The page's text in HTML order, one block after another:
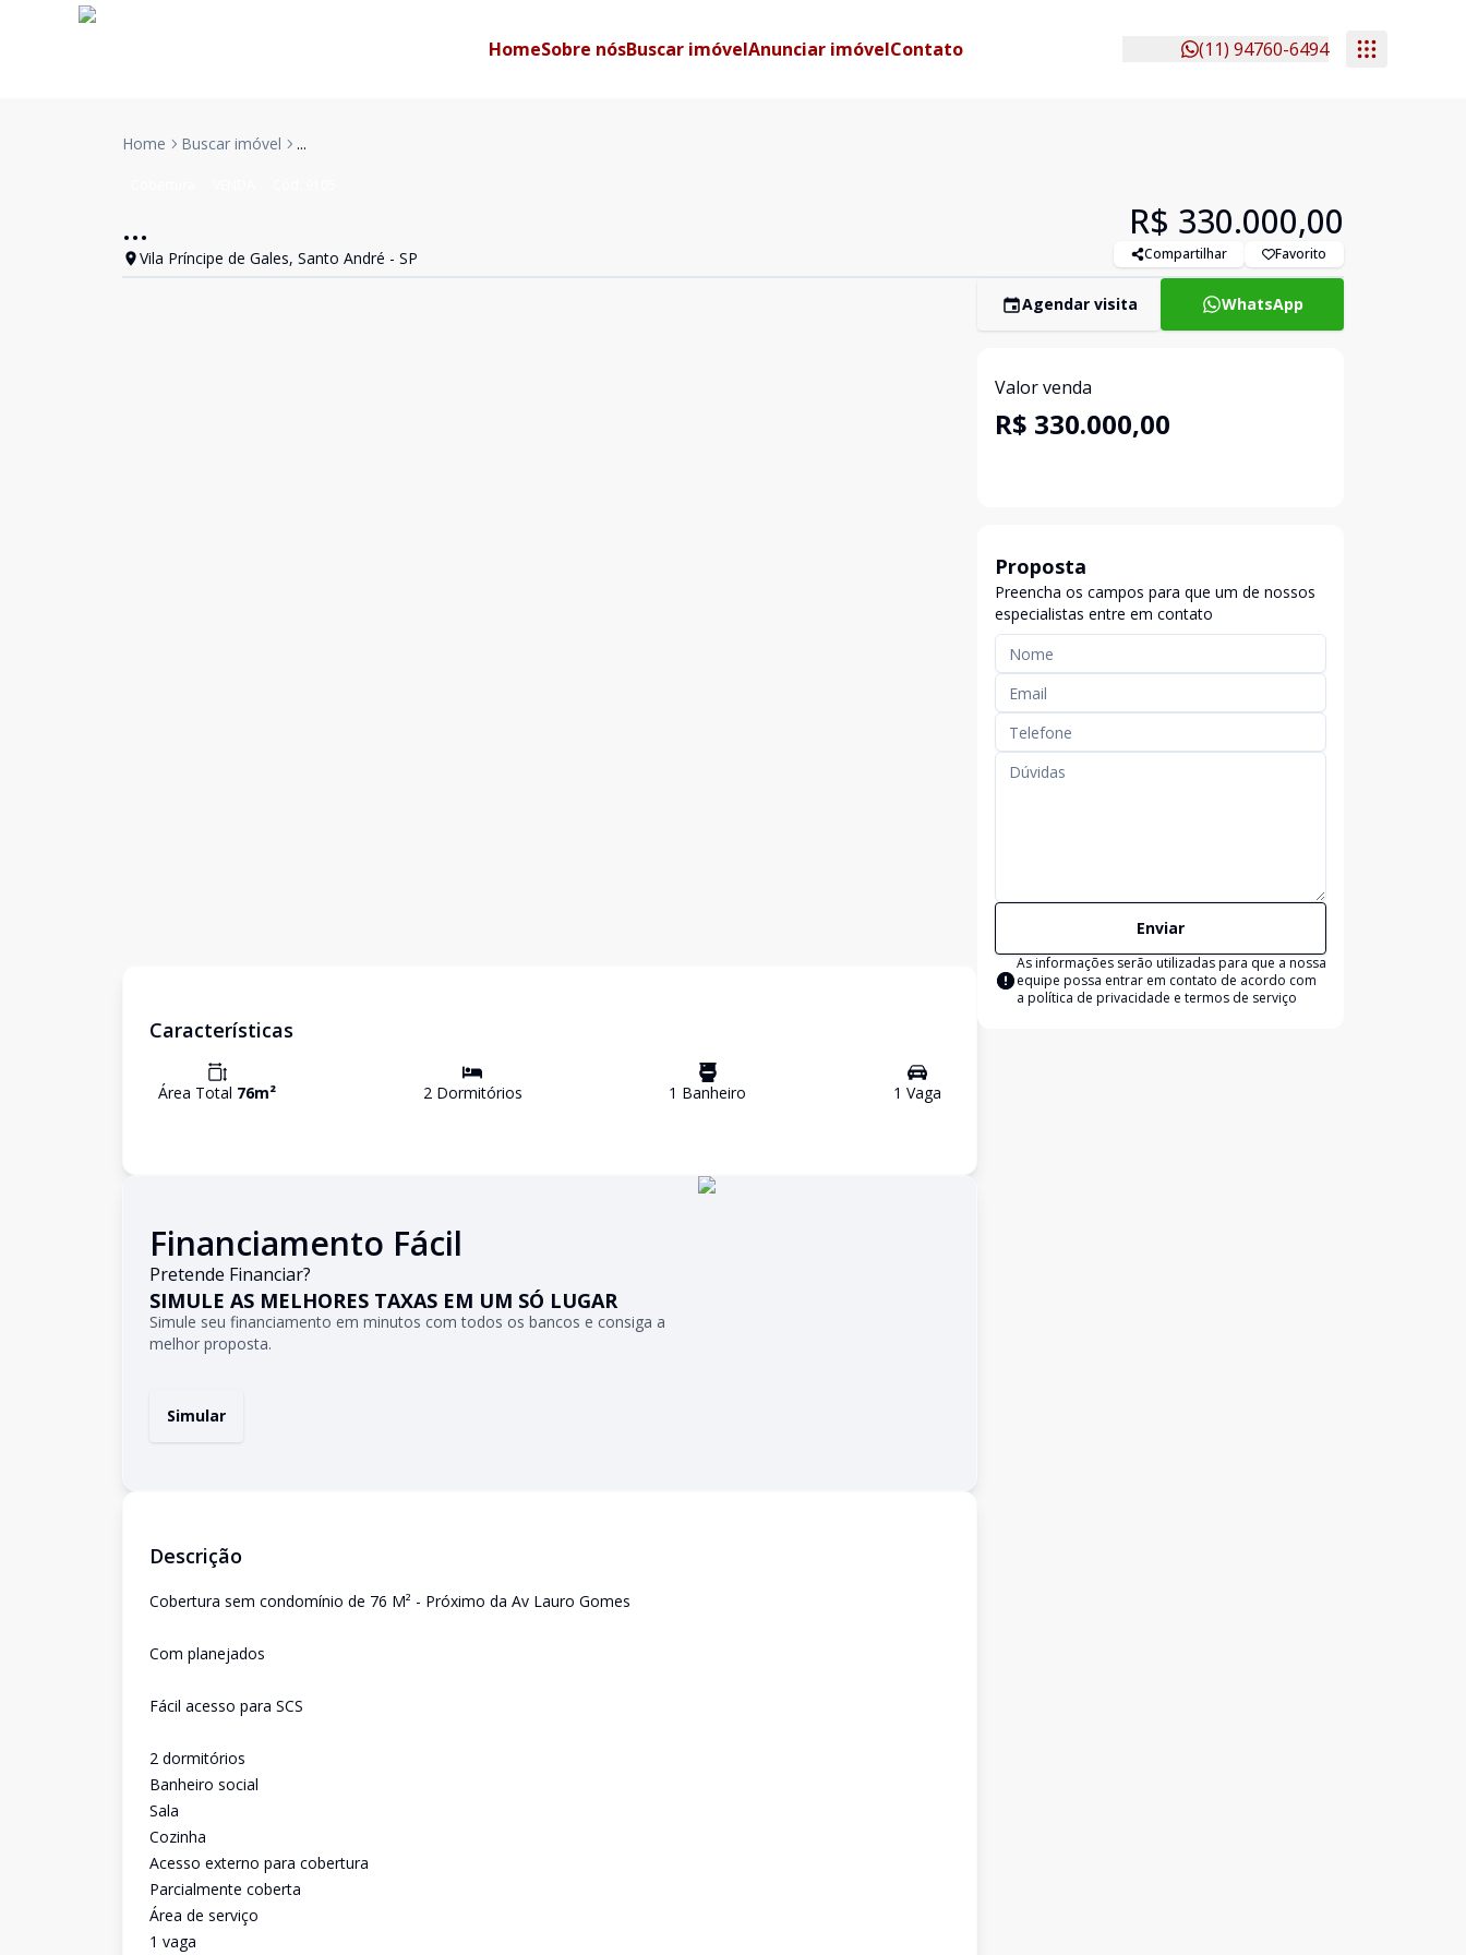
HomeSobre nósBuscar imóvelAnunciar imóvelContato (11) 94760-6494
Home Buscar imóvel ...
...
Vila Príncipe de Gales, Santo André - SP
R$ 330.000,00
Compartilhar Favorito
Características
Área Total 76m² 2Dormitórios 1 Banheiro 1 Vaga
Financiamento Fácil
Pretende Financiar?
SIMULE AS MELHORES TAXAS EM UM SÓ LUGAR
Simule seu financiamento em minutos com todos os bancos e consiga a
melhor proposta.
Simular
Descrição
Cobertura sem condomínio de 76 M² - Próximo da Av Lauro Gomes
Com planejados
Fácil acesso para SCS
2 dormitórios
Banheiro social
Sala
Cozinha
Acesso externo para cobertura
Parcialmente coberta
Área de serviço
1 vaga
Agendar visita WhatsApp
Valor venda
R$ 330.000,00
Proposta
Preencha os campos para que um de nossos
especialistas entre em contato
Enviar
As informações serão utilizadas para que a nossa
equipe possa entrar em contato de acordo com
a política de privacidade e termos de serviço